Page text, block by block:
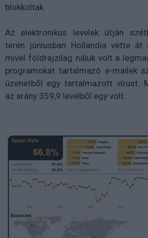
blokkoltak.
Az elektronikus levelek útján
terén júniusban Hollandia vette át
mivel földrajzilag náluk volt a
programokat tartalmazó e-mailek
üzenetből egy tartalmazott vírust.
az arány 359,9 levélből egy volt.